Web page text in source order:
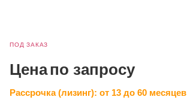
ПОД ЗАКАЗ
Ценапо запросу
Рассрочка (лизинг): от 13 до 60 месяцев